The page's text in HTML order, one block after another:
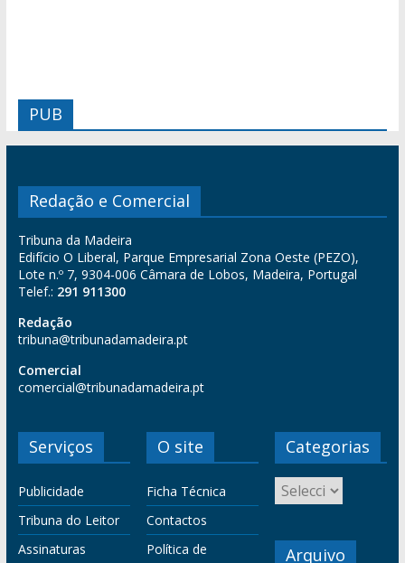
PUB
Redação e Comercial
Tribuna da Madeira
Edifício O Liberal, Parque Empresarial Zona Oeste (PEZO),
Lote n.º 7, 9304-006 Câmara de Lobos, Madeira, Portugal
Telef.: 291 911300
Redação
tribuna@tribunadamadeira.pt
Comercial
comercial@tribunadamadeira.pt
Serviços
Publicidade
Tribuna do Leitor
Assinaturas
O site
Ficha Técnica
Contactos
Política de
Categorias
Arquivo